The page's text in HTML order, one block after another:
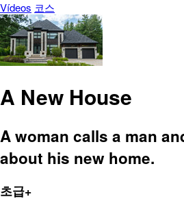
Vídeos 코스
A New House
A woman calls a man
about his new home.
초급+